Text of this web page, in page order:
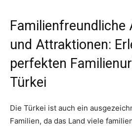
Familienfreundliche
und Attraktionen:
perfekten
Türkei
Die Türkei ist auch ein
Familien, da das Land viele